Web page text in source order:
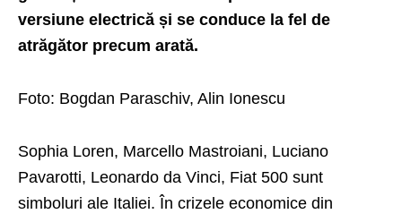
versiune electrică și se conduce la fel de
atrăgător precum arată.
Foto: Bogdan Paraschiv, Alin Ionescu
Sophia Loren, Marcello Mastroiani, Luciano
Pavarotti, Leonardo da Vinci, Fiat 500 sunt
simboluri ale Italiei. În crizele economice din